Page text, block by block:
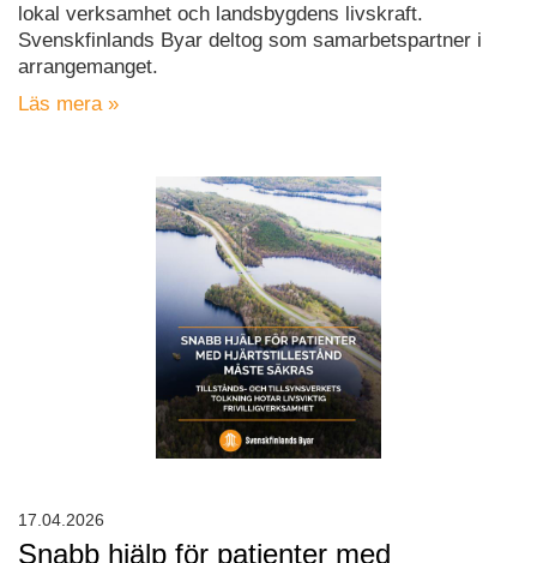
lokal verksamhet och landsbygdens livskraft.
Svenskfinlands Byar deltog som samarbetspartner i
arrangemanget.
Läs mera »
Snabb hjälp för patienter med
17.04.2026